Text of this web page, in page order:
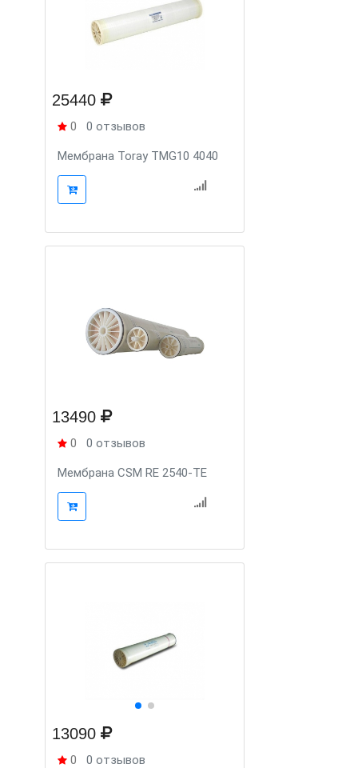
25440
0 0 отзывов
Мембрана Toray TMG10 4040
13490
0 0 отзывов
Мембрана CSM RE 2540-TE
13090
0 0 отзывов